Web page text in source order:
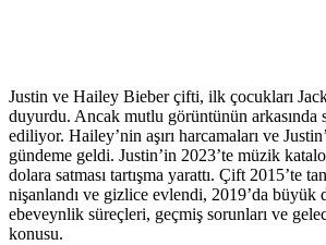
Justin ve Hailey Bieber çifti, ilk çocukları
duyurdu. Ancak mutlu görüntünün arkasında
ediliyor. Hailey’nin aşırı harcamaları ve
gündeme geldi. Justin’in 2023’te müzik
dolara satması tartışma yarattı. Çift 2015’te
nişanlandı ve gizlice evlendi, 2019’da büyük
ebeveynlik süreçleri, geçmiş sorunları ve
konusu.